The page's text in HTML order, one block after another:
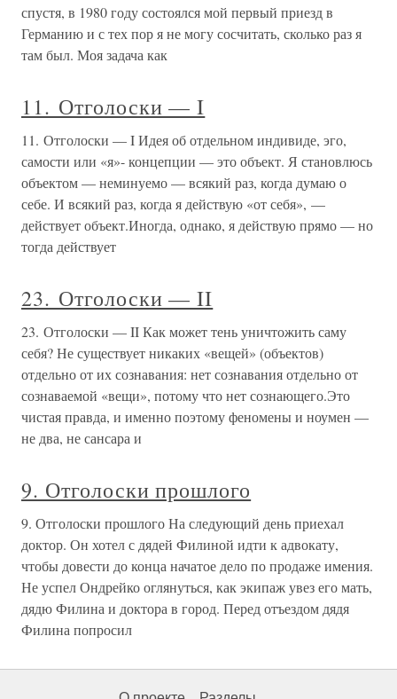
спустя, в 1980 году состоялся мой первый приезд в
Германию и с тех пор я не могу сосчитать, сколько раз я
там был. Моя задача как
11. Отголоски — I
11. Отголоски — I Идея об отдельном индивиде, эго,
самости или «я»- концепции — это объект. Я становлюсь
объектом — неминуемо — всякий раз, когда думаю о
себе. И всякий раз, когда я действую «от себя», —
действует объект.Иногда, однако, я действую прямо — но
тогда действует
23. Отголоски — II
23. Отголоски — II Как может тень уничтожить саму
себя? Не существует никаких «вещей» (объектов)
отдельно от их сознавания: нет сознавания отдельно от
сознаваемой «вещи», потому что нет сознающего.Это
чистая правда, и именно поэтому феномены и ноумен —
не два, не сансара и
9. Отголоски прошлого
9. Отголоски прошлого На следующий день приехал
доктор. Он хотел с дядей Филиной идти к адвокату,
чтобы довести до конца начатое дело по продаже имения.
Не успел Ондрейко оглянуться, как экипаж увез его мать,
дядю Филина и доктора в город. Перед отъездом дядя
Филина попросил